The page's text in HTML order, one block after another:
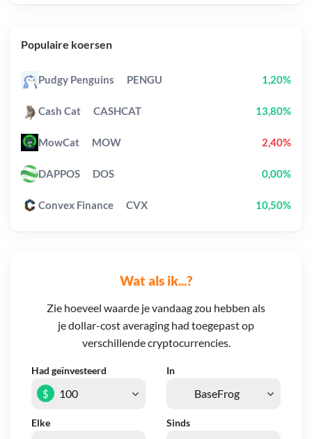
Wat als ik...?
Zie hoeveel waarde je vandaag zou hebben als
je dollar-cost averaging had toegepast op
verschillende cryptocurrencies.
Had geïnvesteerd In
Elke Sinds
$
Populaire koersen
Pudgy Penguins PENGU 1,20%
Cash Cat CASHCAT 13,80%
MowCat MOW 2,40%
DAPPOS DOS 0,00%
Convex Finance CVX 10,50%